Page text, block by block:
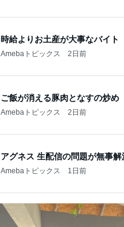
時給よりお土産が大事なバイト
Amebaトピックス 2日前
ご飯が消える豚肉となすの炒め
Amebaトピックス 2日前
アグネス 生配信の問題が無事解
Amebaトピックス 1日前